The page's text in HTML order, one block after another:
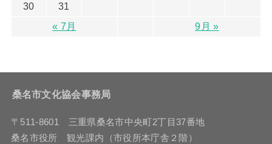
30
31
« 7月
9月 »
桑名市文化協会事務局
〒511-8601 三重県桑名市中央町2丁目37番地
桑名市役所 観光課内（市役所本庁舎２階）